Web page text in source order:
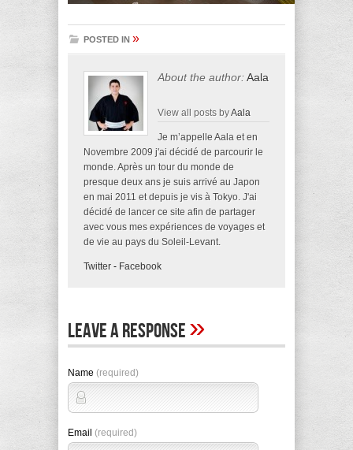
POSTED IN »
About the author:Aala
View all posts byAala
Je m’appelle Aala et en
Novembre 2009 j'ai décidé de parcourir le
monde. Après un tour du monde de
presque deux ans je suis arrivé au Japon
en mai 2011 et depuis je vis à Tokyo. J'ai
décidé de lancer ce site afin de partager
avec vous mes expériences de voyages et
de vie au pays du Soleil-Levant.
Twitter - Facebook
Leave A Response»
Name (required)
Email (required)